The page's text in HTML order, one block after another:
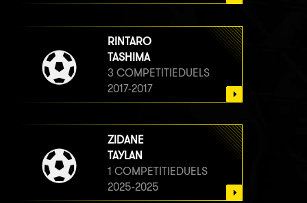
RINTARO
TASHIMA
3 COMPETITIEDUELS
2017-2017
ZIDANE
TAYLAN
1 COMPETITIEDUELS
2025-2025